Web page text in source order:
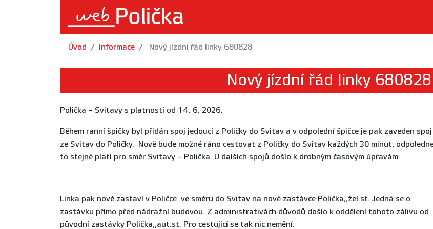
Úvod Informace Nový jízdní řád linky 680828
Nový jízdní řád linky 680828
Polička – Svitavy s platností od 14. 6. 2026.
Během ranní špičky byl přidán spoj jedoucí z Poličky do Svitav a v odpolední špičce je pak zaveden spoj
ze Svitav do Poličky. Nově bude možné ráno cestovat z Poličky do Svitav každých 30 minut,
to stejné platí pro směr Svitavy – Polička. U dalších spojů došlo k drobným časovým úpravám.
Linka pak nově zastaví v Poličce ve směru do Svitav na nové zastávce Polička,,žel.st. Jedná se o
zastávku přímo před nádražní budovou. Z administrativách důvodů došlo k oddělení tohoto zálivu od
původní zastávky Polička,,aut.st. Pro cestující se tak nic nemění.